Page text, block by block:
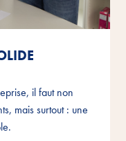
il faut non
mais surtout : une
il faut non
mais surtout : une
il faut non
mais surtout : une